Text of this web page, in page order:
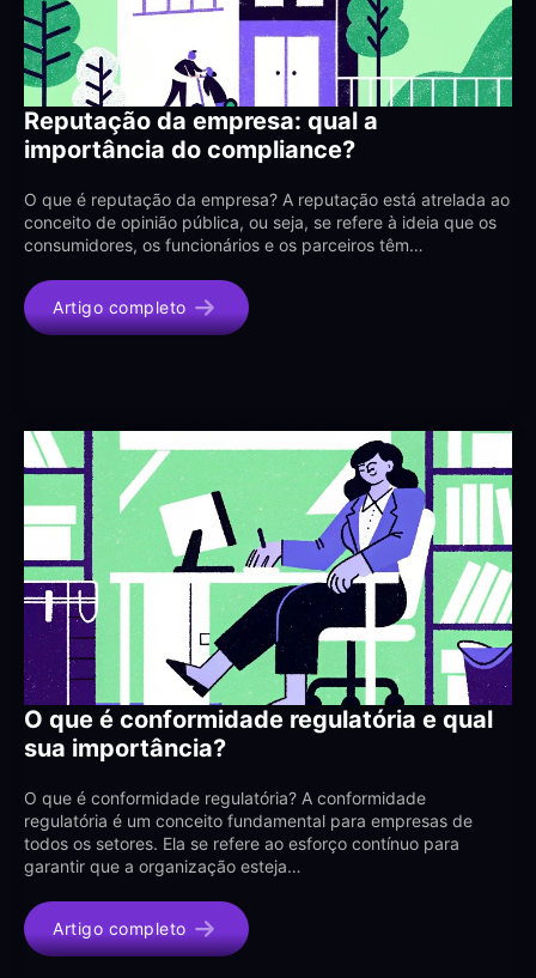
Reputação da empresa: qual a
importância do compliance?
O que é reputação da empresa? A reputação está atrelada ao
conceito de opinião pública, ou seja, se refere à ideia que os
consumidores, os funcionários e os parceiros têm…
Artigo completo
O que é conformidade regulatória e qual
sua importância?
O que é conformidade regulatória? A conformidade
regulatória é um conceito fundamental para empresas de
todos os setores. Ela se refere ao esforço contínuo para
garantir que a organização esteja…
Artigo completo